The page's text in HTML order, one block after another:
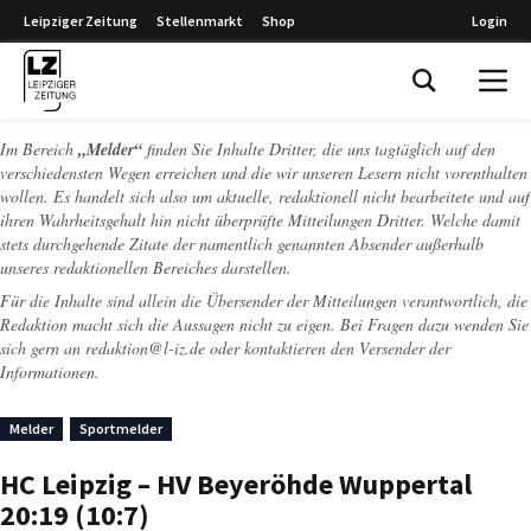
Leipziger Zeitung Stellenmarkt Shop Login
Im Bereich „Melder“ finden Sie Inhalte Dritter, die uns tagtäglich auf den
verschiedensten Wegen erreichen und die wir unseren Lesern nicht vorenthalten
wollen. Es handelt sich also um aktuelle, redaktionell nicht bearbeitete und auf
ihren Wahrheitsgehalt hin nicht überprüfte Mitteilungen Dritter. Welche damit
stets durchgehende Zitate der namentlich genannten Absender außerhalb
unseres redaktionellen Bereiches darstellen.
Für die Inhalte sind allein die Übersender der Mitteilungen verantwortlich, die
Redaktion macht sich die Aussagen nicht zu eigen. Bei Fragen dazu wenden Sie
sich gern an redaktion@l-iz.de oder kontaktieren den Versender der
Informationen.
Melder Sportmelder
HC Leipzig – HV Beyeröhde Wuppertal
20:19 (10:7)